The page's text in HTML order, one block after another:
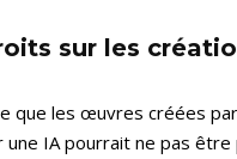
sur les
que les œuvres créées
IA pourrait ne pas